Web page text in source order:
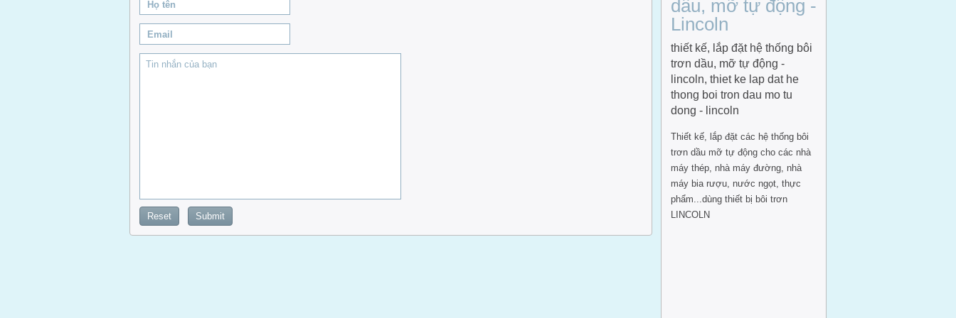
Reset Submit
dầu, mỡ tự động -
Lincoln
thiết kế, lắp đặt hệ thống bôi
trơn dầu, mỡ tự động -
lincoln, thiet ke lap dat he
thong boi tron dau mo tu
dong - lincoln
Thiết kế, lắp đặt các hệ thống bôi
trơn dầu mỡ tự động cho các nhà
máy thép, nhà máy đường, nhà
máy bia rượu, nước ngọt, thực
phẩm...dùng thiết bị bôi trơn
LINCOLN